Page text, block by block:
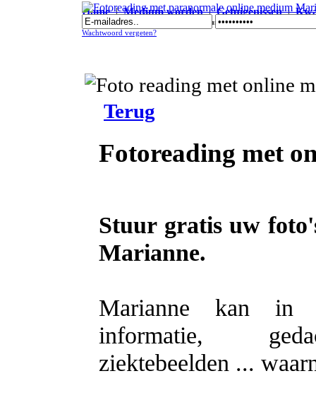
Home|Medium worden|Getuigenissen|
Fotoreading met paranormale online medium Marianne
Wachtwoord vergeten?
Terug
Fotoreading met
Stuur gratis uw
Marianne.
Marianne kan in
informatie,
ziektebeelden ...